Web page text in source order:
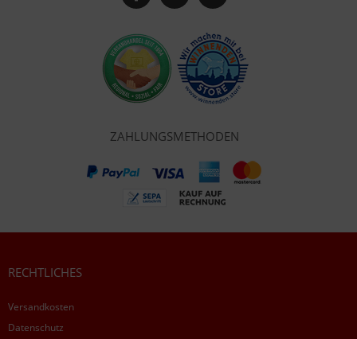
ZAHLUNGSMETHODEN
RECHTLICHES
Versandkosten
Datenschutz